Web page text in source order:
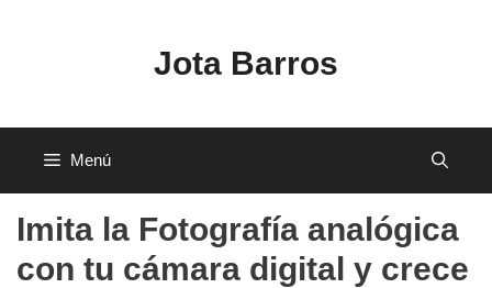
Jota Barros
Menú
Imita la Fotografía analógica
con tu cámara digital y crece